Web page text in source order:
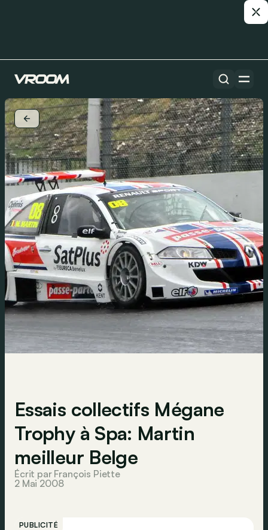
Essais collectifs Mégane
Trophy à Spa: Martin
meilleur Belge
Écrit par François Piette
2 Mai 2008
PUBLICITÉ